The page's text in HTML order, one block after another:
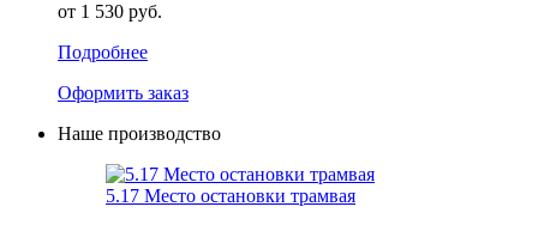
от 1 530 руб.
Подробнее
Оформить заказ
Наше производство
5.17 Место остановки трамвая